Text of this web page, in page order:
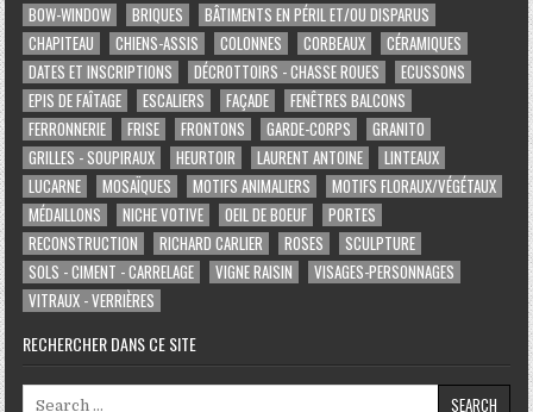
BOW-WINDOW
BRIQUES
BÂTIMENTS EN PÉRIL ET/OU DISPARUS
CHAPITEAU
CHIENS-ASSIS COLONNES CORBEAUX
CÉRAMIQUES
DATES ET INSCRIPTIONS
DÉCROTTOIRS - CHASSE ROUES
ECUSSONS
EPIS DE FAÎTAGE
ESCALIERS FAÇADE
FENÊTRES BALCONS
FERRONNERIE
FRISE FRONTONS GARDE-CORPS
GRANITO
GRILLES - SOUPIRAUX
HEURTOIR LAURENT ANTOINE
LINTEAUX
LUCARNE
MOSAÏQUES MOTIFS ANIMALIERS
MOTIFS FLORAUX/VÉGÉTAUX
MÉDAILLONS
NICHE VOTIVE OEIL DE BOEUF
PORTES
RECONSTRUCTION
RICHARD CARLIER ROSES
SCULPTURE
SOLS - CIMENT - CARRELAGE
VIGNE RAISIN
VISAGES-PERSONNAGES
VITRAUX - VERRIÈRES
RECHERCHER DANS CE SITE